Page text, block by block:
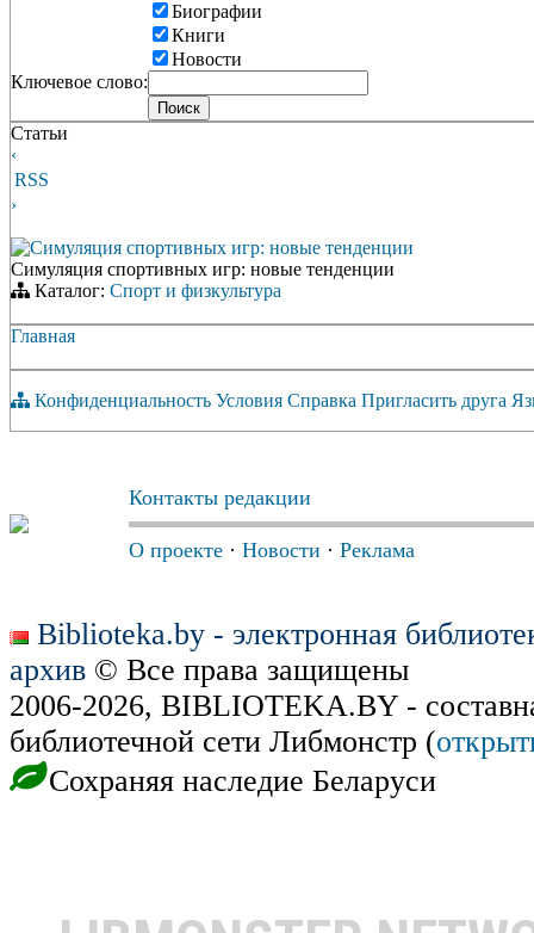
Биографии
Книги
Новости
Ключевое слово:
Статьи
‹
RSS
›
Симуляция спортивных игр: новые тенденции
Симуляция спортивных игр: новые тенденции
Каталог: Спорт и физкультура
Главная
Конфиденциальность Условия Справка Пригласить друга
Контакты редакции
О проекте · Новости · Реклама
Biblioteka.by - электронная
архив © Все права защищены
2006-2026, BIBLIOTEKA.BY -
библиотечной сети Либмонстр (
Сохраняя наследие Беларуси